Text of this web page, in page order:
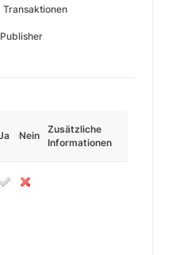
Transaktionen
Publisher
Nein
Zusätzliche
Informationen